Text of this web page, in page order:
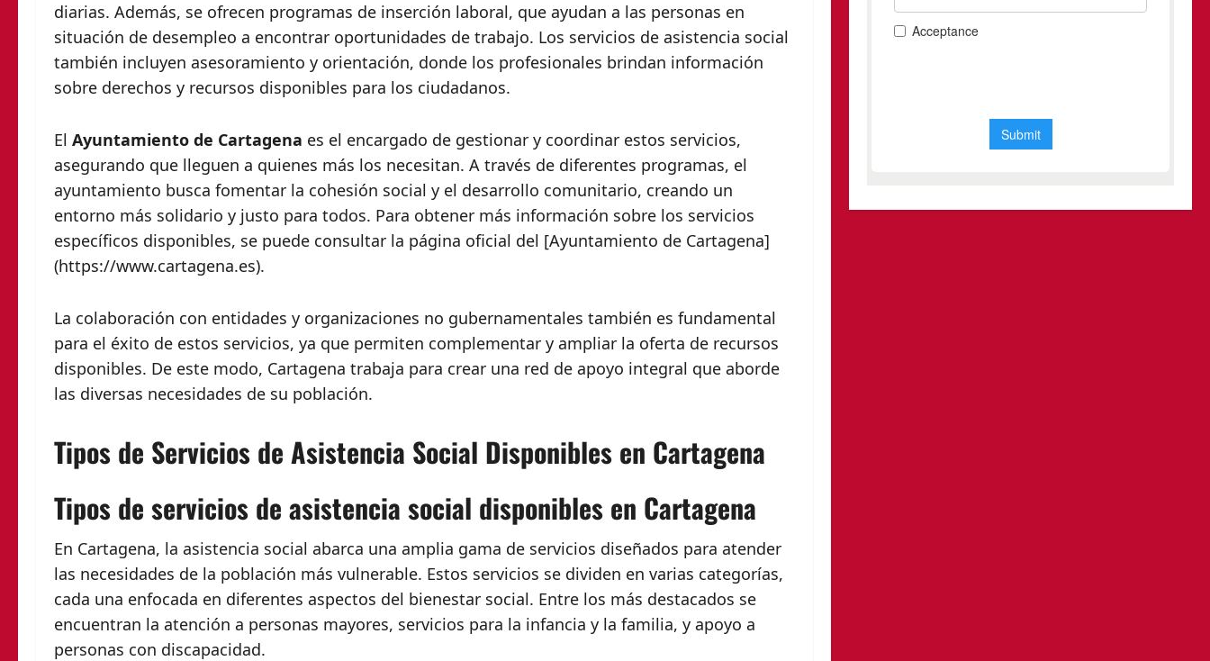
diarias. Además, se ofrecen programas de inserción laboral, que ayudan a las personas en
situación de desempleo a encontrar oportunidades de trabajo. Los servicios de asistencia social
también incluyen asesoramiento y orientación, donde los profesionales brindan información
sobre derechos y recursos disponibles para los ciudadanos.
El Ayuntamiento de Cartagena es el encargado de gestionar y coordinar estos servicios,
asegurando que lleguen a quienes más los necesitan. A través de diferentes programas, el
ayuntamiento busca fomentar la cohesión social y el desarrollo comunitario, creando un
entorno más solidario y justo para todos. Para obtener más información sobre los servicios
específicos disponibles, se puede consultar la página oficial del [Ayuntamiento de Cartagena]
(https://www.cartagena.es).
La colaboración con entidades y organizaciones no gubernamentales también es fundamental
para el éxito de estos servicios, ya que permiten complementar y ampliar la oferta de recursos
disponibles. De este modo, Cartagena trabaja para crear una red de apoyo integral que aborde
las diversas necesidades de su población.
Tipos de Servicios de Asistencia Social Disponibles en Cartagena
Tipos de servicios de asistencia social disponibles en Cartagena
En Cartagena, la asistencia social abarca una amplia gama de servicios diseñados para atender
las necesidades de la población más vulnerable. Estos servicios se dividen en varias categorías,
cada una enfocada en diferentes aspectos del bienestar social. Entre los más destacados se
encuentran la atención a personas mayores, servicios para la infancia y la familia, y apoyo a
personas con discapacidad.